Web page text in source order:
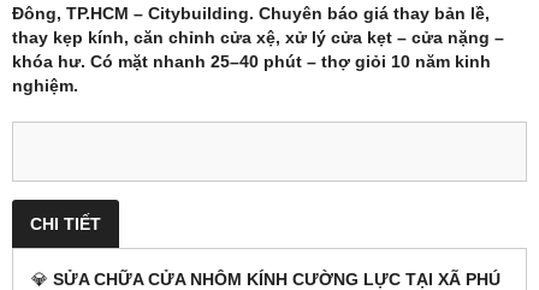
Đông, TP.HCM – Citybuilding. Chuyên báo giá thay bản lề,
thay kẹp kính, căn chỉnh cửa xệ, xử lý cửa kẹt – cửa nặng –
khóa hư. Có mặt nhanh 25–40 phút – thợ giỏi 10 năm kinh
nghiệm.
CHI TIẾT
💎 SỬA CHỮA CỬA NHÔM KÍNH CƯỜNG LỰC TẠI XÃ PHÚ